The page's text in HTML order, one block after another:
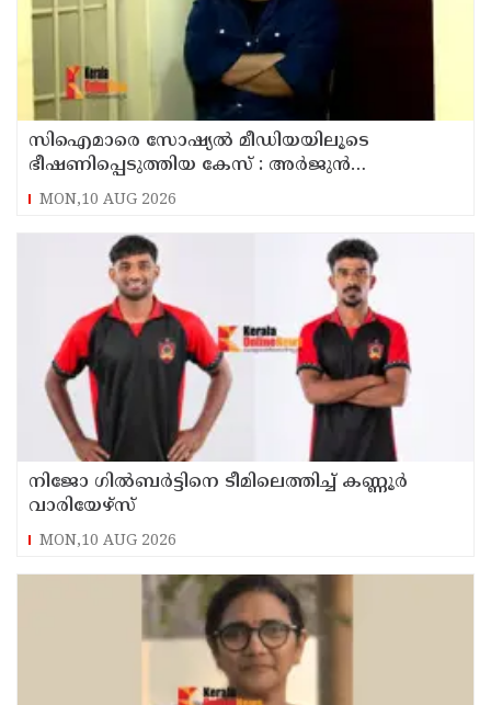
സിഐമാരെ സോഷ്യൽ മീഡിയയിലൂടെ
ഭീഷണിപ്പെടുത്തിയ കേസ് : അർജുൻ
ആയങ്കിയുടെ വീട്ടിൽ നിന്നും ലാപ്ടോപ്പ്
MON,10 AUG 2026
നിജോ ഗിൽബർട്ടിനെ ടീമിലെത്തിച്ച് കണ്ണൂർ
വാരിയേഴ്സ്
MON,10 AUG 2026